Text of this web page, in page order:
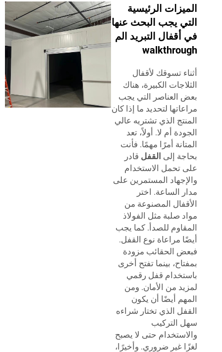
الرئيسية
يجب البحث عنها
التبريد الم
تسوقك لأقفال
الكبيرة، هناك
العناصر التي يجب
لتحديد ما إذا كان
الذي تشتريه عالي
أم لا. أولاً، تعد
أمرًا مهمًا. فأنت
القفل قادر
تحمل الاستخدام
المستمرين على
الساعة. اختر
المصنوعة من
صلبة مثل الفولاذ
للصدأ. كما يجب
مراعاة نوع القفل.
الحقائب مزودة
بينما تفتح أخرى
قفل رقمي
من الأمان. ومن
أيضًا أن يكون
الذي تختار شراءه
التركيب
حتى لا يصبح
غير ضروري. وأخيرًا،